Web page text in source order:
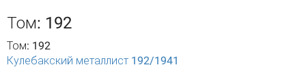
Том: 192
Том: 192
Кулебакский металлист 192/1941